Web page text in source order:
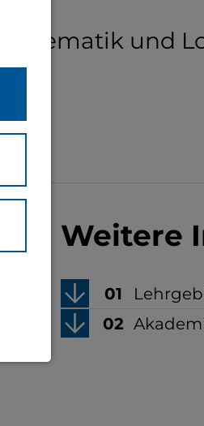
und
Weitere